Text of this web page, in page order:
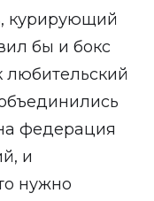
курирующий
бы и бокс
любительский
федерация
и
нужно